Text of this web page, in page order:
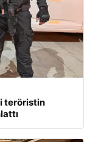
teröristin